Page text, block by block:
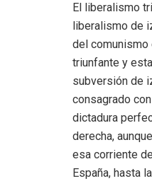
El liberalismo
liberalismo de
del
triunfante y
subversión de
consagrado
dictadura
derecha,
esa corriente
España, hasta